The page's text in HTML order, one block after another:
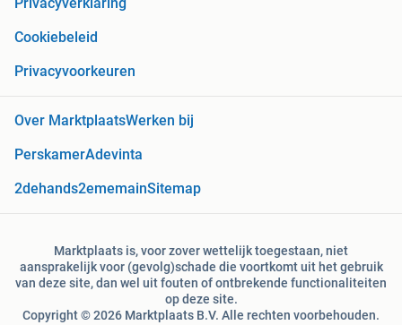
Cookiebeleid
Privacyvoorkeuren
Over MarktplaatsWerken bij
PerskamerAdevinta
2dehands2ememainSitemap
Marktplaats is, voor zover wettelijk toegestaan, niet
aansprakelijk voor (gevolg)schade die voortkomt uit het gebruik
van deze site, dan wel uit fouten of ontbrekende functionaliteiten
op deze site.
Copyright © 2026 Marktplaats B.V. Alle rechten voorbehouden.